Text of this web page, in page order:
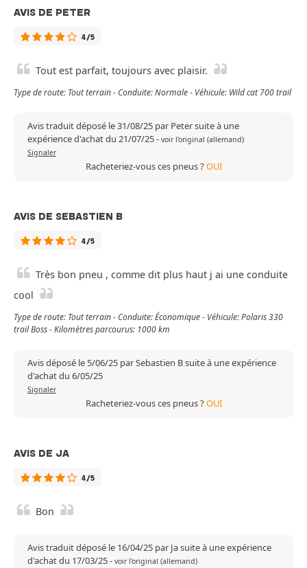
AVIS DE PETER
4/5
Tout est parfait, toujours avec plaisir.
Type de route: Tout terrain - Conduite: Normale - Véhicule: Wild cat 700 trail
Avis traduit déposé le 31/08/25 par Peter suite à une
expérience d'achat du 21/07/25- voir l'original (allemand)
Signaler
Racheteriez-vous ces pneus ?OUI
AVIS DE SEBASTIEN B
4/5
Très bon pneu , comme dit plus haut j ai une conduite
cool
Type de route: Tout terrain - Conduite: Économique - Véhicule: Polaris 330
trail Boss - Kilomètres parcourus: 1000 km
Avis déposé le 5/06/25 par Sebastien B suite à une expérience
d'achat du 6/05/25
Signaler
Racheteriez-vous ces pneus ?OUI
AVIS DE JA
4/5
Bon
Avis traduit déposé le 16/04/25 par Ja suite à une expérience
d'achat du 17/03/25- voir l'original (allemand)